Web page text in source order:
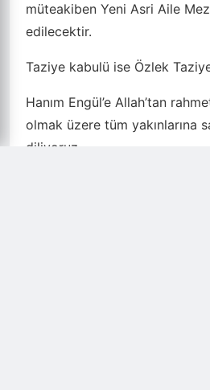
müteakiben Yeni Asri Aile
edilecektir.
Taziye kabulü ise Özlek
Hanım Engül’e Allah’tan
olmak üzere tüm yakınlarına
diliyoruz